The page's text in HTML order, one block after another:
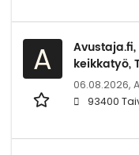
A
keikkatyö,
06.08.2026,
93400